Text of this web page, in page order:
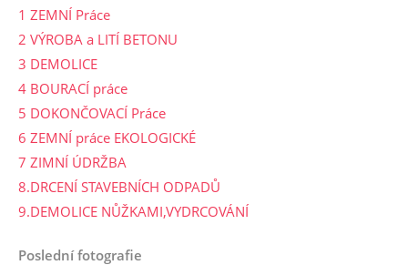
1 ZEMNÍ Práce
2 VÝROBA a LITÍ BETONU
3 DEMOLICE
4 BOURACÍ práce
5 DOKONČOVACÍ Práce
6 ZEMNÍ práce EKOLOGICKÉ
7 ZIMNÍ ÚDRŽBA
8.DRCENÍ STAVEBNÍCH ODPADŮ
9.DEMOLICE NŮŽKAMI,VYDRCOVÁNÍ
Poslední fotografie